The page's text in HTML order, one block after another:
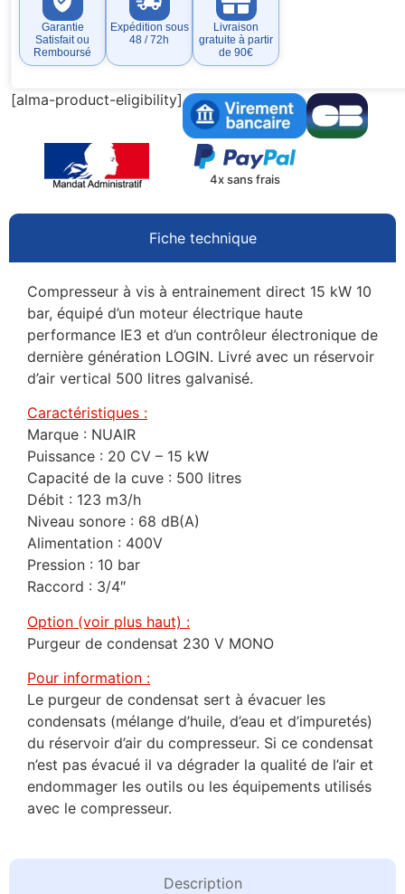
Garantie
Satisfait ou
Remboursé
Expédition sous
48 / 72h
Livraison
gratuite à partir
de 90€
[alma-product-eligibility]
4x sans frais
Fiche technique
Description
Compresseur à vis à entrainement direct 15 kW 10
bar, équipé d’un moteur électrique haute
performance IE3 et d’un contrôleur électronique de
dernière génération LOGIN. Livré avec un réservoir
d’air vertical 500 litres galvanisé.
Caractéristiques :
Marque : NUAIR
Puissance : 20 CV – 15 kW
Capacité de la cuve : 500 litres
Débit : 123 m3/h
Niveau sonore : 68 dB(A)
Alimentation : 400V
Pression : 10 bar
Raccord : 3/4″
Option (voir plus haut) :
Purgeur de condensat 230 V MONO
Pour information :
Le purgeur de condensat sert à évacuer les
condensats (mélange d’huile, d’eau et d’impuretés)
du réservoir d’air du compresseur. Si ce condensat
n’est pas évacué il va dégrader la qualité de l’air et
endommager les outils ou les équipements utilisés
avec le compresseur.